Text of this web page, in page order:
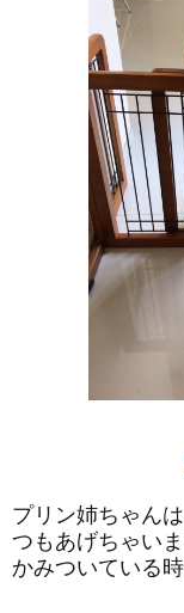
プリン姉ちゃん
つもあげちゃい
かみついている